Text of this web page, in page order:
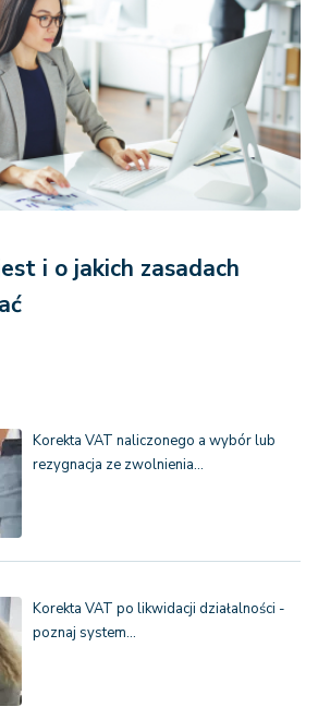
i o jakich zasadach
Korekta VAT naliczonego a wybór lub
rezygnacja ze zwolnienia…
Korekta VAT po likwidacji działalności -
poznaj system…